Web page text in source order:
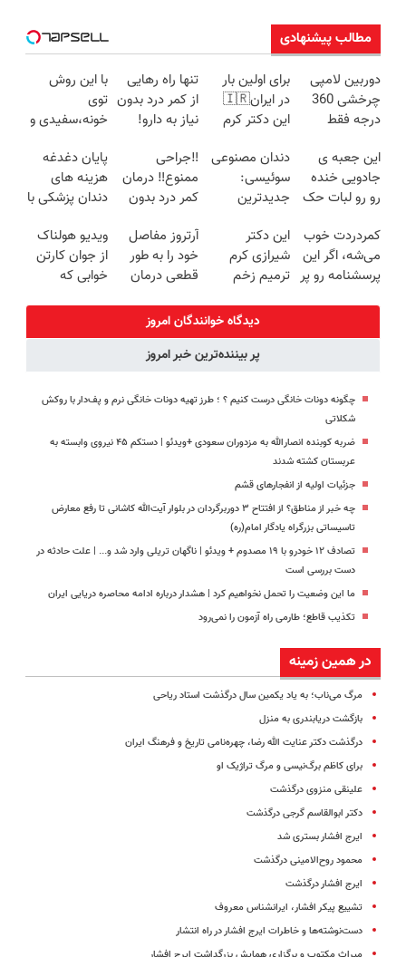
مطالب پیشنهادی
دوربین لامپی
چرخشی 360
درجه فقط
🔥 پرداخت
درب منزل
برای اولین بار
در ایران🇮🇷
این دکتر کرم
روزه ساخت!
تنها راه رهایی
از کمر درد بدون
نیاز به دارو!
با این روش
توی
خونه،سفیدی و
برگردون
(40%off)
این جعبه ی
جادویی خنده
رو رو لبات حک
خرید40%تخفیف
دندان مصنوعی
سوئیسی:
جدیدترین
سبک و مقاوم |
پرداخت قسطی
‼️جراحی
ممنوع‼️ درمان
کمر درد بدون
نقاهت
پایان دغدغه
هزینه های
دندان پزشکی با
کننده خانگی
کمردردت خوب
می‌شه، اگر این
پرسشنامه رو پر
این دکتر
شیرازی کرم
ترمیم زخم
ساخت!!!
آرتروز مفاصل
خود را به طور
قطعی درمان
◗پرسش‌نامه◖
ویدیو هولناک
از جوان کارتن
خوابی که
دیدگاه خوانندگان امروز
پر بیننده‌ترین خبر امروز
چگونه دونات خانگی درست کنیم ؟ ؛ طرز تهیه دونات خانگی نرم و پف‌دار با روکش
شکلاتی
ضربه کوبنده انصارالله به مزدوران سعودی +ویدئو | دستکم ۴۵ نیروی وابسته به
عربستان کشته شدند
جزئیات اولیه از انفجارهای قشم
چه خبر از مناطق؟ از افتتاح ۳ دوربرگردان‌ در بلوار آیت‌الله کاشانی تا رفع معارض
تاسیساتی بزرگراه یادگار امام(ره)
تصادف ۱۲ خودرو با ۱۹ مصدوم + ویدئو | ناگهان تریلی وارد شد و... | علت حادثه در
دست بررسی است
ما این وضعیت را تحمل نخواهیم کرد | هشدار درباره ادامه محاصره دریایی ایران
تکذیب قاطع؛‌ طارمی راه آزمون را نمی‌رود
در همین زمینه
مرگ ‌می‌ناب؛ به یاد یکمین سال درگذشت استاد ریاحی
بازگشت دریابندری به منزل
درگذشت دکتر عنایت ‌الله رضا، چهره‌نامی تاریخ و فرهنگ ایران
برای کاظم برگ‌نیسی و مرگ تراژیک او
علینقی منزوی درگذشت
دکتر ابوالقاسم گرجی درگذشت
ایرج افشار بستری شد
محمود روح‌الامینی درگذشت
ایرج افشار درگذشت
تشییع پیکر افشار، ایرانشناس معروف
دست‌نوشته‌ها و خاطرات ایرج افشار در راه انتشار